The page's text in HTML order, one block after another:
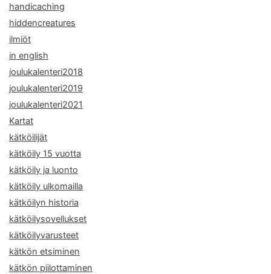
handicaching
hiddencreatures
ilmiöt
in english
joulukalenteri2018
joulukalenteri2019
joulukalenteri2021
Kartat
kätköilijät
kätköily 15 vuotta
kätköily ja luonto
kätköily ulkomailla
kätköilyn historia
kätköilysovellukset
kätköilyvarusteet
kätkön etsiminen
kätkön piilottaminen